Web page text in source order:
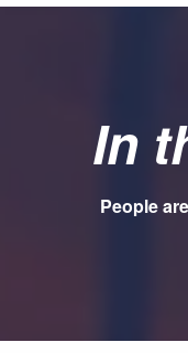
In
People